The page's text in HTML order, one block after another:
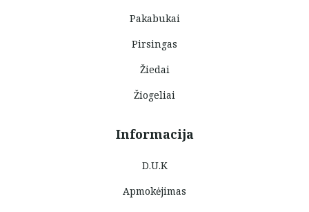
Pakabukai
Pirsingas
Žiedai
Žiogeliai
Informacija
D.U.K
Apmokėjimas